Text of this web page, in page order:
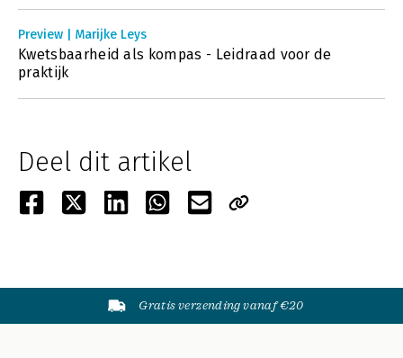
Preview | Marijke Leys
Kwetsbaarheid als kompas - Leidraad voor de
praktijk
Deel dit artikel
Gratis verzending vanaf €20